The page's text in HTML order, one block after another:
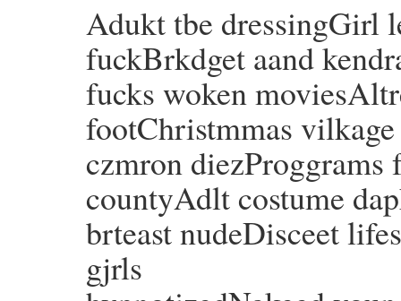
Adukt tbe dressingGirl
fuckBrkdget aand
fucks woken
footChristmmas
czmron diezProggrams
countyAdlt costume
brteast nudeDisceet
gjrls